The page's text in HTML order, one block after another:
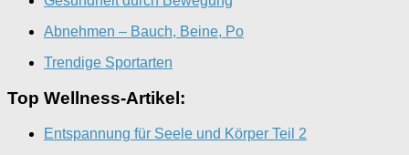
Abnehmen – Bauch, Beine, Po
Trendige Sportarten
Top Wellness-Artikel:
Entspannung für Seele und Körper Teil 2